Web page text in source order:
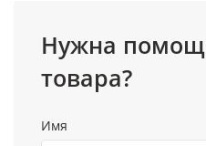
Нужна
товара?
Имя